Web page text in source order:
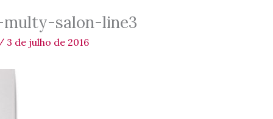
salon-line3
/ 3 de julho de 2016